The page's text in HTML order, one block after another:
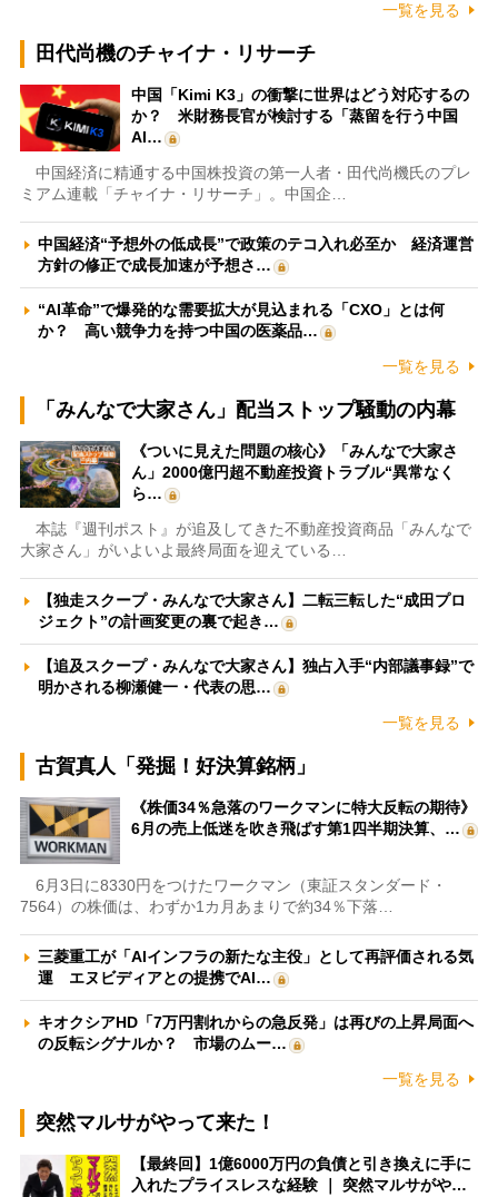
一覧を見る
田代尚機のチャイナ・リサーチ
中国「Kimi K3」の衝撃に世界はどう対応するの
か？ 米財務長官が検討する「蒸留を行う中国
AI…
中国経済に精通する中国株投資の第一人者・田代尚機氏のプレ
ミアム連載「チャイナ・リサーチ」。中国企…
中国経済“予想外の低成長”で政策のテコ入れ必至か 経済運営
方針の修正で成長加速が予想さ…
“AI革命”で爆発的な需要拡大が見込まれる「CXO」とは何
か？ 高い競争力を持つ中国の医薬品…
一覧を見る
「みんなで大家さん」配当ストップ騒動の内幕
《ついに見えた問題の核心》「みんなで大家さ
ん」2000億円超不動産投資トラブル“異常なく
ら…
本誌『週刊ポスト』が追及してきた不動産投資商品「みんなで
大家さん」がいよいよ最終局面を迎えている…
【独走スクープ・みんなで大家さん】二転三転した“成田プロ
ジェクト”の計画変更の裏で起き…
【追及スクープ・みんなで大家さん】独占入手“内部議事録”で
明かされる柳瀬健一・代表の思…
一覧を見る
古賀真人「発掘！好決算銘柄」
《株価34％急落のワークマンに特大反転の期待》
6月の売上低迷を吹き飛ばす第1四半期決算、…
6月3日に8330円をつけたワークマン（東証スタンダード・
7564）の株価は、わずか1カ月あまりで約34％下落…
三菱重工が「AIインフラの新たな主役」として再評価される気
運 エヌビディアとの提携でAI…
キオクシアHD「7万円割れからの急反発」は再びの上昇局面へ
の反転シグナルか？ 市場のムー…
一覧を見る
突然マルサがやって来た！
【最終回】1億6000万円の負債と引き換えに手に
入れたプライスレスな経験 ｜ 突然マルサがや…